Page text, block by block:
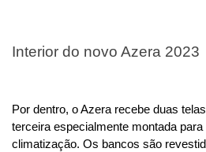
Interior do novo Azera 2023
Por dentro, o Azera recebe duas
terceira especialmente montada
climatização. Os bancos são